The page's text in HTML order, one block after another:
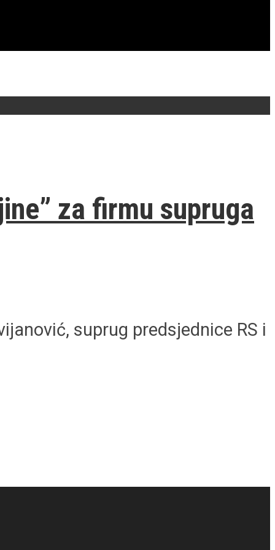
za firmu supruga
suprug predsjednice RS i